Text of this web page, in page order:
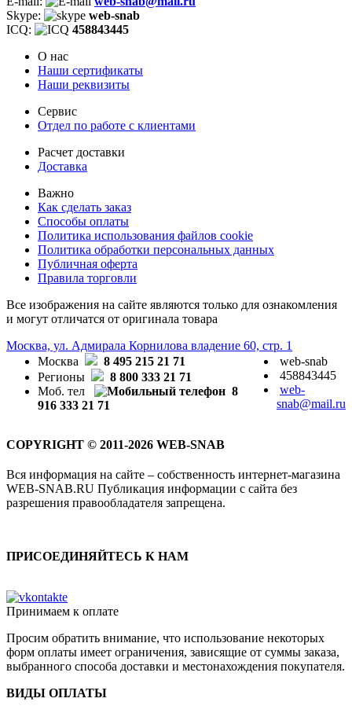
Skype:
web-snab
ICQ:
458843445
О нас
Наши сертификаты
Наши реквизиты
Сервис
Отдел по работе с клиентами
Расчет доставки
Доставка
Важно
Как сделать заказ
Способы оплаты
Политика использования файлов cookie
Политика обработки персональных данных
Публичная оферта
Правила торговли
Все изображения на сайте являются только для ознакомления
и могут отличатся от оригинала товара
Москва, ул. Адмирала Корнилова владение 60, стр. 1
Москва
8 495 215 21 71
Регионы
8 800 333 21 71
Моб. тел
8
916 333 21 71
web-snab
458843445
web-
snab@mail.ru
COPYRIGHT © 2011-2026 WEB-SNAB
Вся информация на сайте – собственность интернет-магазина
WEB-SNAB.RU Публикация информации с сайта без
разрешения правообладателя запрещена.
ПРИСОЕДИНЯЙТЕСЬ К НАМ
Принимаем к оплате
Просим обратить внимание, что использование некоторых
форм оплаты имеет ограничения, зависящие от суммы заказа,
выбранного способа доставки и местонахождения покупателя.
ВИДЫ ОПЛАТЫ